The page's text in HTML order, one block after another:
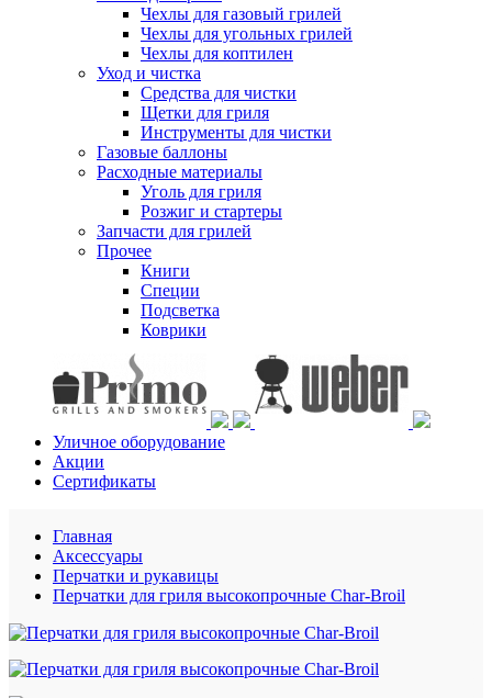
Чехлы для газовый грилей
Чехлы для угольных грилей
Чехлы для коптилен
Уход и чистка
Средства для чистки
Щетки для гриля
Инструменты для чистки
Газовые баллоны
Расходные материалы
Уголь для гриля
Розжиг и стартеры
Запчасти для грилей
Прочее
Книги
Специи
Подсветка
Коврики
Уличное оборудование
Акции
Сертификаты
Главная
Аксессуары
Перчатки и рукавицы
Перчатки для гриля высокопрочные Char-Broil